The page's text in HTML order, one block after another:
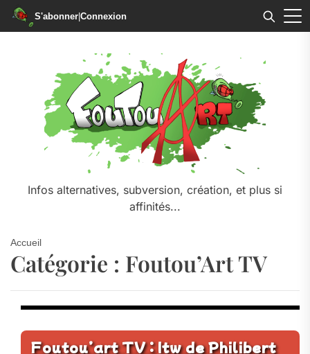
S'abonner|Connexion
Infos alternatives, subversion, création, et plus si
affinités...
Accueil
Catégorie : Foutou’Art TV
Foutou’art TV : Itw de Philibert